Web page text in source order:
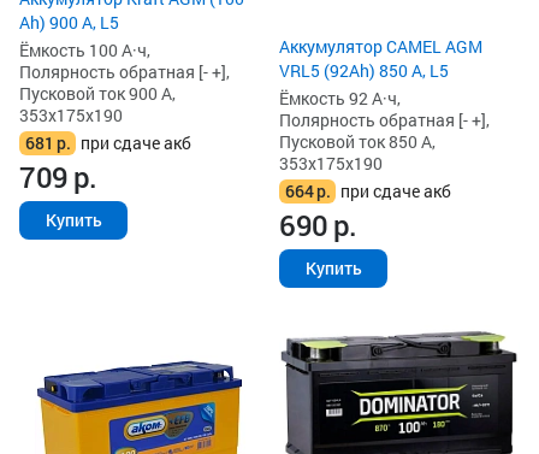
Ah) 900 А, L5
Ёмкость 100 А·ч,
Полярность обратная [- +],
Пусковой ток 900 А,
353x175x190
681 р. при сдаче акб
709р.
Купить
Аккумулятор CAMEL AGM
VRL5 (92Ah) 850 А, L5
Ёмкость 92 А·ч,
Полярность обратная [- +],
Пусковой ток 850 А,
353x175x190
664р. при сдаче акб
690р.
Купить